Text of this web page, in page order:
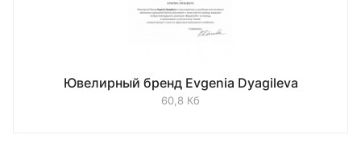
Ювелирный бренд Evgenia Dyagileva
60,8 Кб